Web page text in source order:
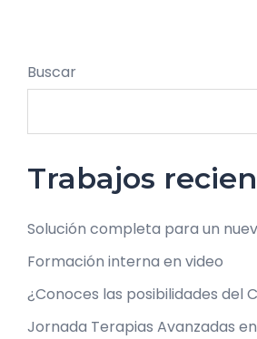
Buscar
Trabajos
Solución completa para un
Formación interna en video
¿Conoces las posibilidades del
Jornada Terapias Avanzadas